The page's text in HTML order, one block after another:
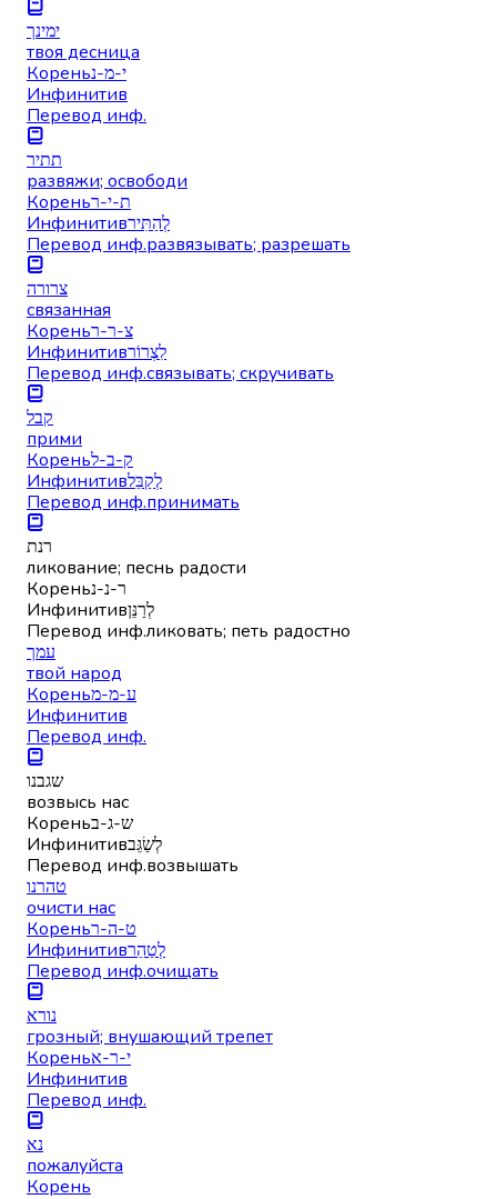
ימינך
твоя десница
Кореньי-מ-נ
Инфинитив
Перевод инф.
תתיר
развяжи; освободи
Кореньת-י-ר
Инфинитивלְהַתִּיר
Перевод инф.развязывать; разрешать
צרורה
связанная
Кореньצ-ר-ר
Инфинитивלִצְרוֹר
Перевод инф.связывать; скручивать
קבל
прими
Кореньק-ב-ל
Инфинитивלְקַבֵּל
Перевод инф.принимать
רנת
ликование; песнь радости
Кореньר-נ-נ
Инфинитивלְרַנֵּן
Перевод инф.ликовать; петь радостно
עמך
твой народ
Кореньע-מ-מ
Инфинитив
Перевод инф.
שגבנו
возвысь нас
Кореньש-ג-ב
Инфинитивלְשַׂגֵּב
Перевод инф.возвышать
טהרנו
очисти нас
Кореньט-ה-ר
Инфинитивלְטַהֵר
Перевод инф.очищать
נורא
грозный; внушающий трепет
Кореньי-ר-א
Инфинитив
Перевод инф.
נא
пожалуйста
Корень